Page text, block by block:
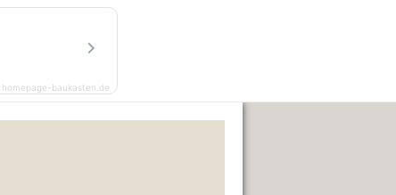
baukasten.de